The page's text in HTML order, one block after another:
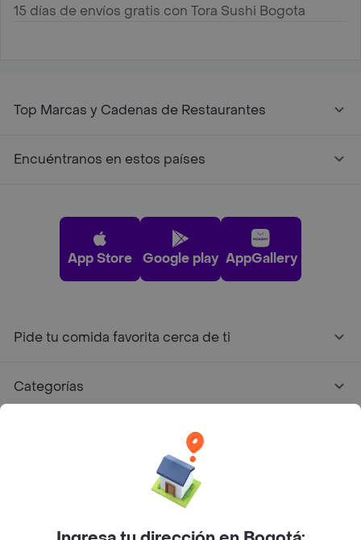
15 días de envíos gratis con Tora Sushi Bogota
Top Marcas y Cadenas de Restaurantes
Encuéntranos en estos países
App Store Google play AppGallery
Pide tu comida favorita cerca de ti
Categorías
Facebook
Twitter
Instagram